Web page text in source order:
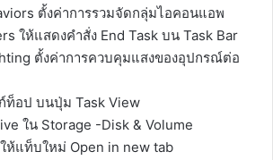
ตั้งค่าการรวมจัดกลุ่มไอคอนแอพ
ให้แสดงคำสั่ง End Task บน Task Bar
ตั้งค่าการควบคุมแสงของอุปกรณ์ต่อ
ท็อป บนปุ่ม Task View
ใน Storage -Disk & Volume
ห้แท็บใหม่ Open in new tab